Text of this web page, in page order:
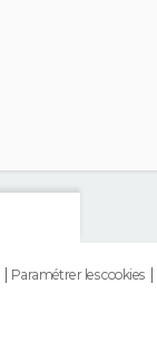
Paramétrer les cookies